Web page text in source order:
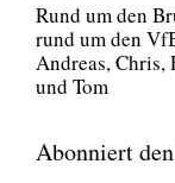
Rund um den
rund um den
Andre­as, Chris,
und Tom
Abonniert